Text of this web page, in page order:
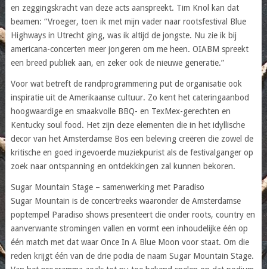
en zeggingskracht van deze acts aanspreekt. Tim Knol kan dat
beamen: “Vroeger, toen ik met mijn vader naar rootsfestival Blue
Highways in Utrecht ging, was ik altijd de jongste. Nu zie ik bij
americana-concerten meer jongeren om me heen. OIABM spreekt
een breed publiek aan, en zeker ook de nieuwe generatie.”
Voor wat betreft de randprogrammering put de organisatie ook
inspiratie uit de Amerikaanse cultuur. Zo kent het cateringaanbod
hoogwaardige en smaakvolle BBQ- en TexMex-gerechten en
Kentucky soul food. Het zijn deze elementen die in het idyllische
decor van het Amsterdamse Bos een beleving creëren die zowel de
kritische en goed ingevoerde muziekpurist als de festivalganger op
zoek naar ontspanning en ontdekkingen zal kunnen bekoren.
Sugar Mountain Stage – samenwerking met Paradiso
Sugar Mountain is de concertreeks waaronder de Amsterdamse
poptempel Paradiso shows presenteert die onder roots, country en
aanverwante stromingen vallen en vormt een inhoudelijke één op
één match met dat waar Once In A Blue Moon voor staat. Om die
reden krijgt één van de drie podia de naam Sugar Mountain Stage.